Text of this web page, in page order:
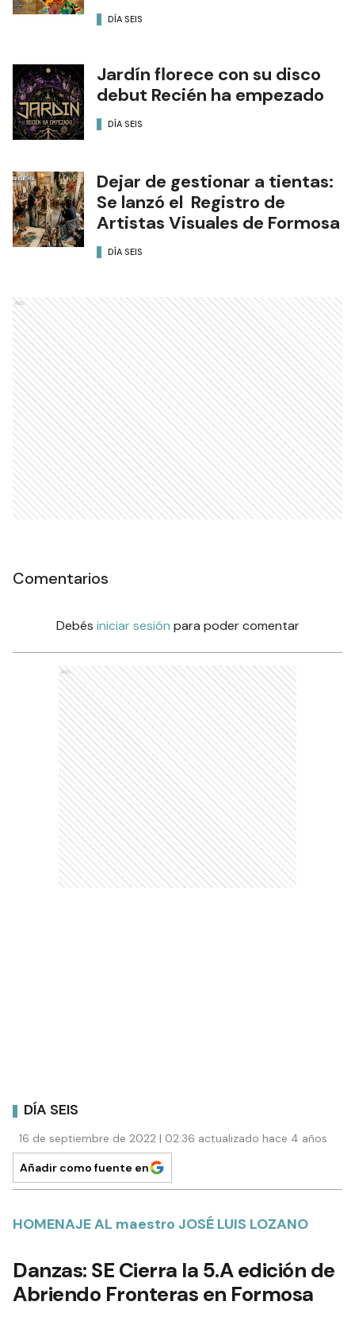
DÍA SEIS
Jardín florece con su disco
debut Recién ha empezado
DÍA SEIS
Dejar de gestionar a tientas:
Se lanzó el Registro de
Artistas Visuales de Formosa
DÍA SEIS
Ads
Comentarios
Debés iniciar sesión para poder comentar
Ads
DÍA SEIS
16 de septiembre de 2022 | 02:36 actualizado hace 4 años
Añadir como fuente en
HOMENAJE AL maestro JOSÉ LUIS LOZANO
Danzas: SE Cierra la 5.A edición de
Abriendo Fronteras en Formosa